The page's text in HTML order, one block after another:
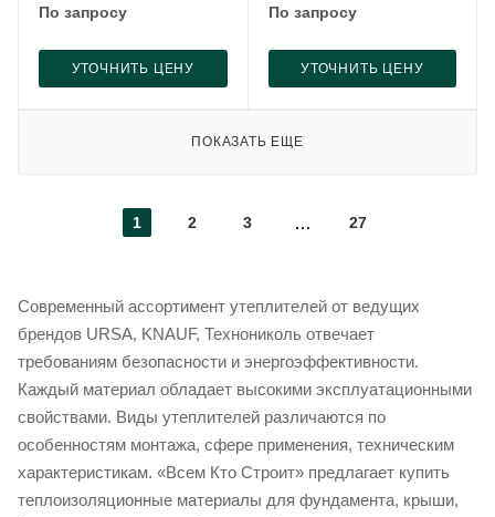
По запросу
УТОЧНИТЬ ЦЕНУ
По запросу
УТОЧНИТЬ ЦЕНУ
ПОКАЗАТЬ ЕЩЕ
1 2 3 27
Современный ассортимент утеплителей от ведущих
брендов URSA, KNAUF, Технониколь отвечает
требованиям безопасности и энергоэффективности.
Каждый материал обладает высокими эксплуатационными
свойствами. Виды утеплителей различаются по
особенностям монтажа, сфере применения, техническим
характеристикам. «Всем Кто Строит» предлагает купить
теплоизоляционные материалы для фундамента, крыши,